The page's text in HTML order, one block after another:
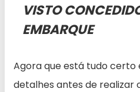
VISTO
EMBARQUE
Agora que está tudo certo
detalhes antes de realizar